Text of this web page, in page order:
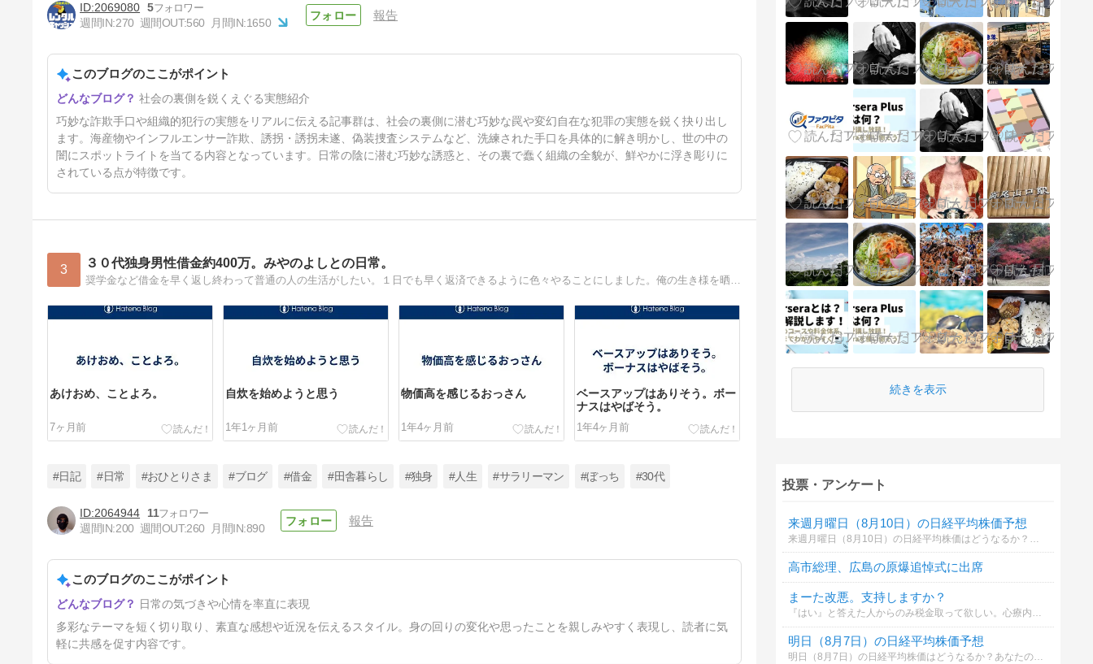
には帰れない」有名企業をだま
して55億円を詐取…《積水ハ
ウス詐欺事件》“地面師のパシ
リ”として暗躍した「男の正
4日前
2069080 5
週間IN:270 週間OUT:560 月間IN:1650
報告
このブログのここがポイント
社会の裏側を鋭くえぐる実態紹介
巧妙な詐欺手口や組織的犯行の実態をリアルに伝える記事群は、社会の裏側に潜む巧妙な罠や変幻自在な犯罪の実態を鋭く抉り出し
ます。海産物やインフルエンサー詐欺、誘拐・誘拐未遂、偽装捜査システムなど、洗練された手口を具体的に解き明かし、世の中の
闇にスポットライトを当てる内容となっています。日常の陰に潜む巧妙な誘惑と、その裏で蠢く組織の全貌が、鮮やかに浮き彫りに
されている点が特徴です。
3 ３０代独身男性借金約400万。みやのよしとの日常。
あけおめ、ことよろ。
7ヶ月前
自炊を始めようと思う
1年1ヶ月前
物価高を感じるおっさん
1年4ヶ月前
ベースアップはありそう。ボー
ナスはやばそう。
1年4ヶ月前
1年5ヶ月前
#日記 #日常 #おひとりさま #ブログ #借金 #田舎暮らし #独身 #人生 #サラリーマン #ぼっち #30代
2064944
11
週間IN:200 週間OUT:260 月間IN:890
報告
このブログのここがポイント
日常の気づきや心情を率直に表現
多彩なテーマを短く切り取り、素直な感想や近況を伝えるスタイル。身の回りの変化や思ったことを親しみやすく表現し、読者に気
軽に共感を促す内容です。
続きを表示
投票・アンケート
来週月曜日（8月10日）の日経平均株価予想
高市総理、広島の原爆追悼式に出席
まーた改悪。支持しますか？
『はい』と答えた人からのみ税金取って欲しい。心療内科、来月からｶｳﾝｾﾘﾝｸﾞ時間が10分に短縮されるそうで今でさえ待合室の席を探すのが困難で呼び出しが聞こえない時もあるぐらいなのにｽﾘｯﾊﾟがないヮ立ちっぱだヮになりそうで逆にｽﾄﾚｽが増
明日（8月7日）の日経平均株価予想
明日（8月7日）の日経平均株価はどうなるか？あなたの御意見を聞かせて下さい。勿論希望や勘でもかまいません。見るだけもＯＫ！